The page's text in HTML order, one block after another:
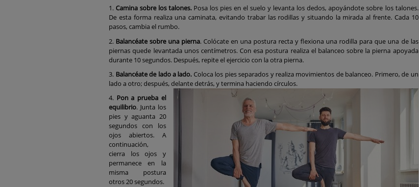
Camina sobre los talones. Posa los pies en el suelo y levanta los dedos, apoyándote sobre los talones.
De esta forma realiza una caminata, evitando trabar las rodillas y situando la mirada al frente. Cada 10
pasos, cambia el rumbo.
Balancéate sobre una pierna. Colócate en una postura recta y flexiona una rodilla para que una de las
piernas quede levantada unos centímetros. Con esa postura realiza el balanceo sobre la pierna apoyada
durante 10 segundos. Después, repite el ejercicio con la otra pierna.
Balancéate de lado a lado. Coloca los pies separados y realiza movimientos de balanceo. Primero, de un
lado a otro; después, delante detrás, y termina haciendo círculos.
Pon a prueba el
equilibrio. Junta los
pies y aguanta 20
segundos con los
ojos abiertos. A
continuación,
cierra los ojos y
permanece en la
misma postura
otros 20 segundos.